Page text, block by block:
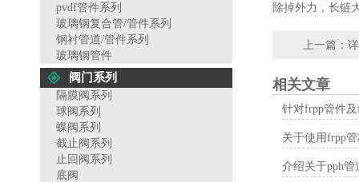
pvdf管件系列
玻璃钢复合管/管件系列
钢衬管道/管件系列
玻璃钢管件
阀门系列
隔膜阀系列
球阀系列
蝶阀系列
截止阀系列
止回阀系列
底阀
除掉外力，长链
上一篇：
相关文章
针对frpp管件
关于使用frpp
介绍关于pph